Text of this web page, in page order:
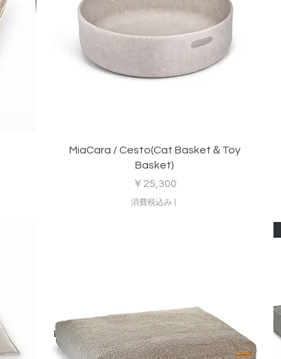
クイックビュー
MiaCara / Cesto(Cat Basket＆Toy
Basket)
価格
￥25,300
消費税込み